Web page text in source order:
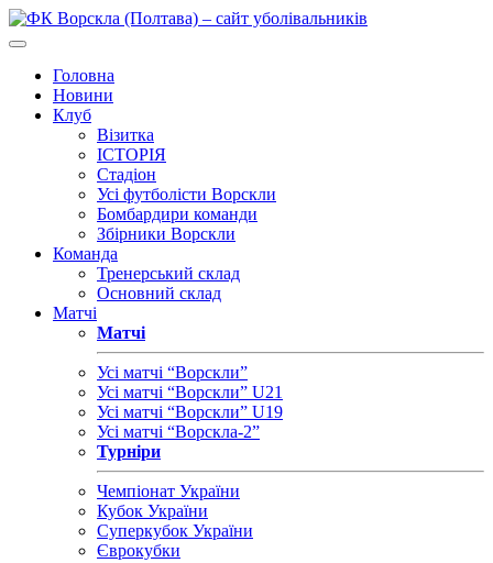
Головна
Новини
Клуб
Візитка
ІСТОРІЯ
Стадіон
Усі футболісти Ворскли
Бомбардири команди
Збірники Ворскли
Команда
Тренерський склад
Основний склад
Матчі
Матчі
Усі матчі “Ворскли”
Усі матчі “Ворскли” U21
Усі матчі “Ворскли” U19
Усі матчі “Ворскла-2”
Турніри
Чемпіонат України
Кубок України
Суперкубок України
Єврокубки